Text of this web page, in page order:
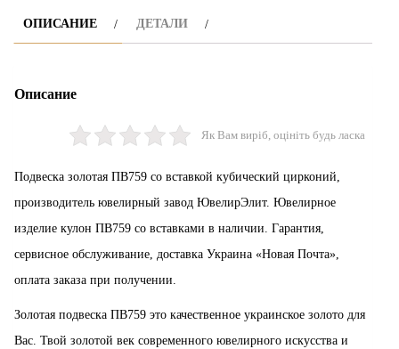
ОПИСАНИЕ ДЕТАЛИ
Описание
Як Вам виріб, оцініть будь ласка
Подвеска золотая ПВ759 со вставкой кубический цирконий,
производитель ювелирный завод ЮвелирЭлит. Ювелирное
изделие кулон ПВ759 со вставками в наличии. Гарантия,
сервисное обслуживание, доставка Украина «Новая Почта»,
оплата заказа при получении.
Золотая подвеска ПВ759 это качественное украинское золото для
Вас. Твой золотой век современного ювелирного искусства и